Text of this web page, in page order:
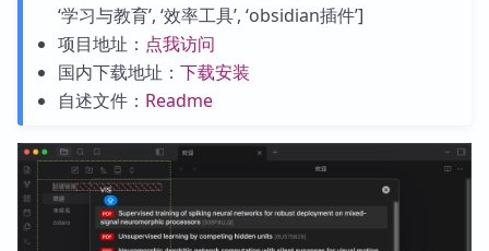
‘学习与教育’, ‘效率工具’, ‘obsidian插件’]
项目地址： 点我访问
国内下载地址： 下载安装
自述文件： Readme